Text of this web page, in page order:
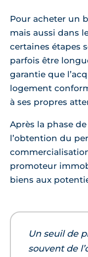
Pour acheter un
mais aussi dans
certaines étapes
parfois être
garantie que
logement
à ses propres
Après la phase
l’obtention du
promoteur
biens aux
Un seuil de
souvent de